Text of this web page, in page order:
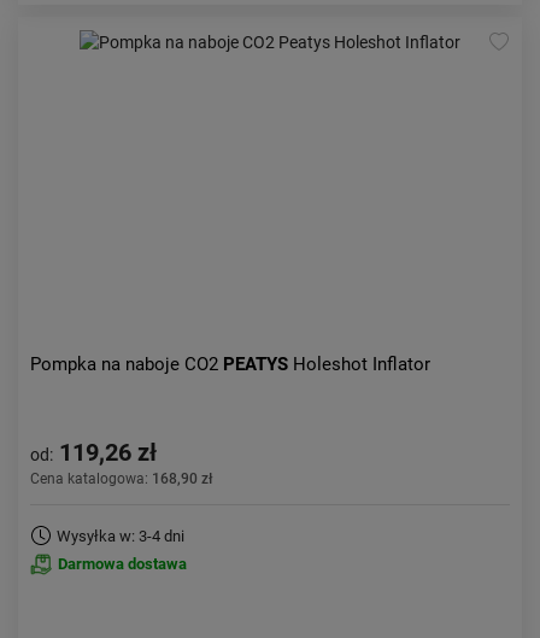
Pompka na naboje CO2 PEATYS Holeshot Inflator
od: 119,26 zł
Cena katalogowa: 168,90 zł
Wysyłka w: 3-4 dni
Darmowa dostawa